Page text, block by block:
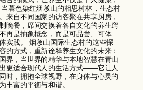
暮色染红烟墩山的相思树林，生态村
来自不同国家的访客聚在共享厨房，
晚餐，席间交换着各自文化的养生窍
再是抽象概念，而是可品尝、可体
实践。 烟墩山国际生态村的这些探
的方式，重新诠释养生文化的未来：
界，当世界的精华与本地智慧在青山
更适合现代人的生活方式——它让人
时，拥抱全球视野，在身体与心灵的
丰富的平衡与和谐。